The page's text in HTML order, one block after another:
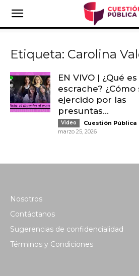
Etiqueta: Carolina
EN VIVO | ¿Qué
escrache? ¿Cómo
ejercido por las
presuntas...
Video Cuestión Pública
marzo 25, 2026
Nosotros
Contáctanos
Sugerencias de confidencialidad
Términos y Condiciones